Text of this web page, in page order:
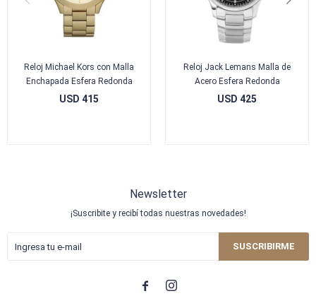
Reloj Michael Kors con Malla
Enchapada Esfera Redonda
USD 415
Reloj Jack Lemans Malla de
Acero Esfera Redonda
USD 425
Newsletter
¡Suscribite y recibí todas nuestras novedades!
SUSCRIBIRME
 